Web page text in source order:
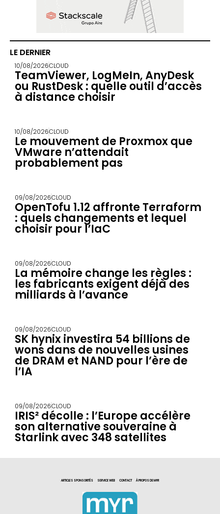
LE DERNIER
10/08/2026CLOUD
TeamViewer, LogMeIn, AnyDesk
ou RustDesk : quelle outil d’accès
à distance choisir
10/08/2026CLOUD
Le mouvement de Proxmox que
VMware n’attendait
probablement pas
09/08/2026CLOUD
OpenTofu 1.12 affronte Terraform
: quels changements et lequel
choisir pour l’IaC
09/08/2026CLOUD
La mémoire change les règles :
les fabricants exigent déjà des
milliards à l’avance
09/08/2026CLOUD
SK hynix investira 54 billions de
wons dans de nouvelles usines
de DRAM et NAND pour l’ère de
l’IA
09/08/2026CLOUD
IRIS² décolle : l’Europe accélère
son alternative souveraine à
Starlink avec 348 satellites
ARTICLES SPONSORITÉS SERVICE WEB CONTACT À PROPOS DE MYR